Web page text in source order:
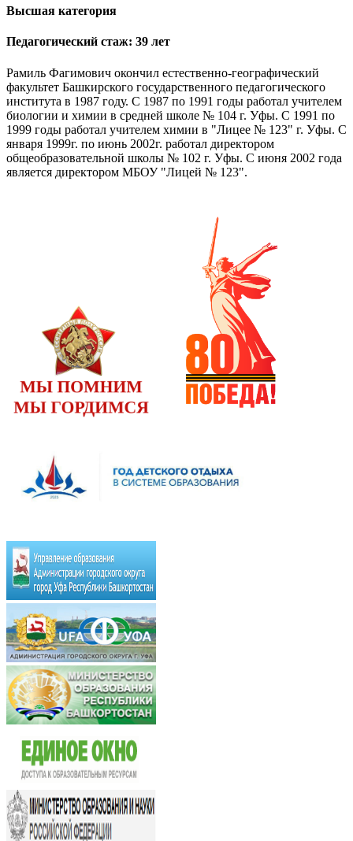
Высшая категория
Педагогический стаж: 39 лет
Рамиль Фагимович окончил естественно-географический
факультет Башкирского государственного педагогического
института в 1987 году. С 1987 по 1991 годы работал учителем
биологии и химии в средней школе № 104 г. Уфы. С 1991 по
1999 годы работал учителем химии в "Лицее № 123" г. Уфы. С
января 1999г. по июнь 2002г. работал директором
общеобразовательной школы № 102 г. Уфы. С июня 2002 года
является директором МБОУ "Лицей № 123".